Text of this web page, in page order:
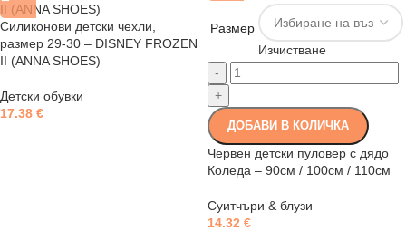
Силиконови детски чехли,
размер 29-30 – DISNEY FROZEN
II (ANNA SHOES)
Детски обувки
17.38 €
Размер
Изчистване
-
+
ДОБАВИ В КОЛИЧКА
Червен детски пуловер с дядо
Коледа – 90см / 100см / 110см
Суитчъри & блузи
14.32 €